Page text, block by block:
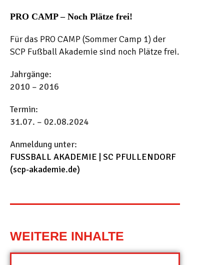
PRO CAMP – Noch Plätze frei!
Für das PRO CAMP (Sommer Camp 1) der
SCP Fußball Akademie sind noch Plätze frei.
Jahrgänge:
2010 – 2016
Termin:
31.07. – 02.08.2024
Anmeldung unter:
FUSSBALL AKADEMIE | SC PFULLENDORF
(scp-akademie.de)
WEITERE INHALTE